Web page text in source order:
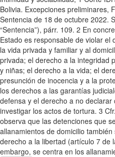
Bolivia. Excepciones preliminares,
Sentencia de 18 de octubre 2022.
“Sentencia”), párr. 109. 2 En
Estado es responsable de violar
la vida privada y familiar y al
privada; el derecho a la integridad
y niñas; el derecho a la vida; el
presunción de inocencia y a la
los derechos a las garantías
defensa y el derecho a no
investigar los actos de tortura. 3
observa que las detenciones que
allanamientos de domicilio
derecho a la libertad (artículo 7 de
embargo, se centra en los